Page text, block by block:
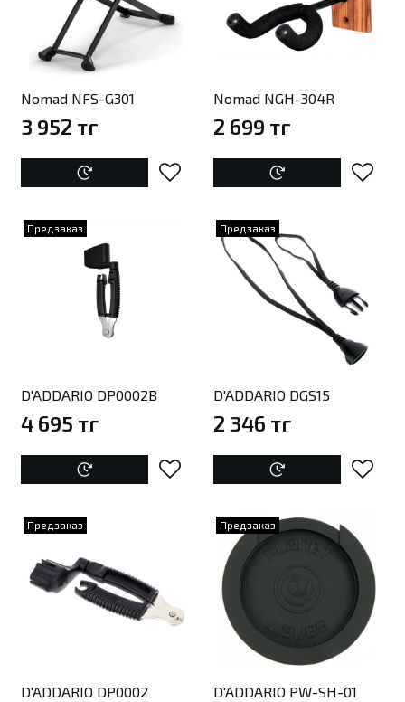
Nomad NFS-G301
3 952 тг
Nomad NGH-304R
2 699 тг
Предзаказ
D'ADDARIO DP0002B
4 695 тг
Предзаказ
D'ADDARIO DGS15
2 346 тг
Предзаказ
D'ADDARIO DP0002
Предзаказ
D'ADDARIO PW-SH-01